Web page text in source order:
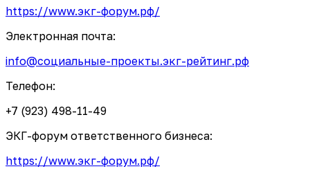
https://www.экг-форум.рф/
Электронная почта:
info@социальные-проекты.экг-рейтинг.рф
Телефон:
+7 (923) 498-11-49
ЭКГ-форум ответственного бизнеса:
https://www.экг-форум.рф/